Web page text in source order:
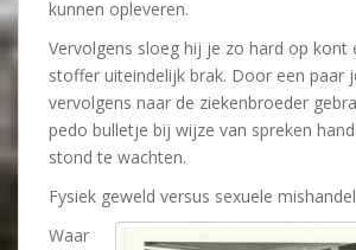
kunnen opleveren.
Vervolgens sloeg hij je zo hard op kont
stoffer uiteindelijk brak. Door een paar
vervolgens naar de ziekenbroeder
pedo bulletje bij wijze van spreken
stond te wachten.
Fysiek geweld versus sexuele
Waar